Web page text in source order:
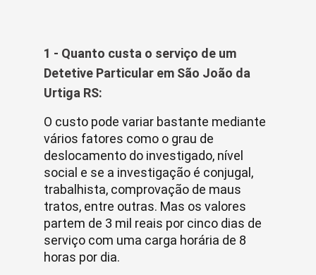
1 - Quanto custa o serviço de um
Detetive Particular em São João da
Urtiga RS:
O custo pode variar bastante mediante
vários fatores como o grau de
deslocamento do investigado, nível
social e se a investigação é conjugal,
trabalhista, comprovação de maus
tratos, entre outras. Mas os valores
partem de 3 mil reais por cinco dias de
serviço com uma carga horária de 8
horas por dia.